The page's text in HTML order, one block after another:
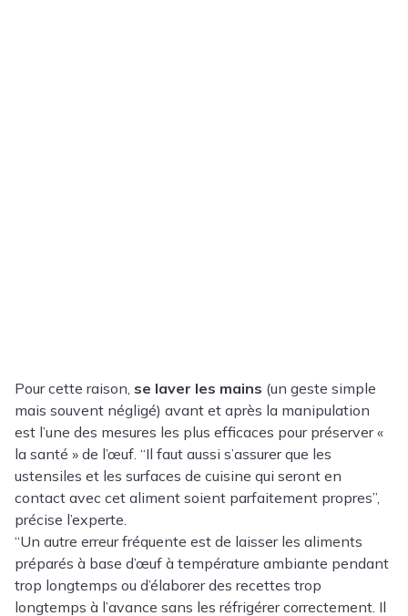
Pour cette raison, se laver les mains (un geste simple
mais souvent négligé) avant et après la manipulation
est l’une des mesures les plus efficaces pour préserver «
la santé » de l’œuf. “Il faut aussi s’assurer que les
ustensiles et les surfaces de cuisine qui seront en
contact avec cet aliment soient parfaitement propres”,
précise l’experte.
“Un autre erreur fréquente est de laisser les aliments
préparés à base d’œuf à température ambiante pendant
trop longtemps ou d’élaborer des recettes trop
longtemps à l’avance sans les réfrigérer correctement. Il